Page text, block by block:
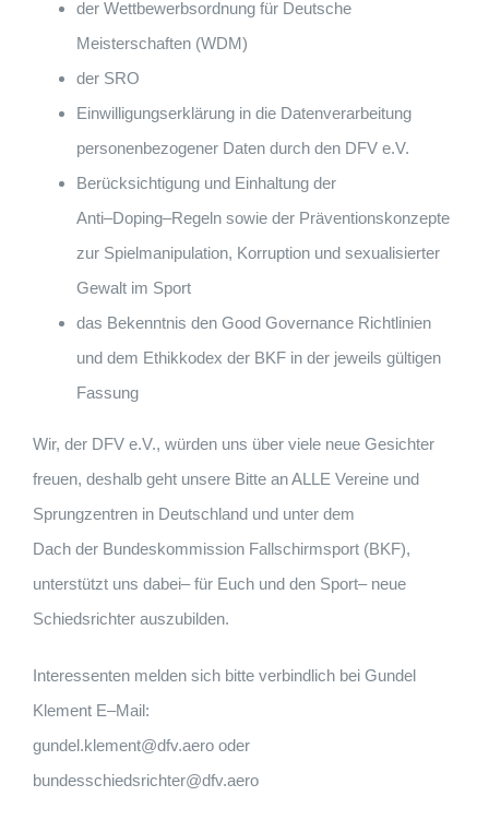
der Wettbewerbsordnung für Deutsche
Meisterschaften (WDM)
der SRO
Einwilligungserklärung in die Datenverarbeitung
personenbezogener Daten durch den DFV e.V.
Berücksichtigung und Einhaltung der
Anti–Doping–Regeln sowie der Präventionskonzepte
zur Spielmanipulation, Korruption und sexualisierter
Gewalt im Sport
das Bekenntnis den Good Governance Richtlinien
und dem Ethikkodex der BKF in der jeweils gültigen
Fassung
Wir, der DFV e.V., würden uns über viele neue Gesichter
freuen, deshalb geht unsere Bitte an ALLE Vereine und
Sprungzentren in Deutschland und unter dem
Dach der Bundeskommission Fallschirmsport (BKF),
unterstützt uns dabei– für Euch und den Sport– neue
Schiedsrichter auszubilden.
Interessenten melden sich bitte verbindlich bei Gundel
Klement E–Mail:
gundel.klement@dfv.aero oder
bundesschiedsrichter@dfv.aero